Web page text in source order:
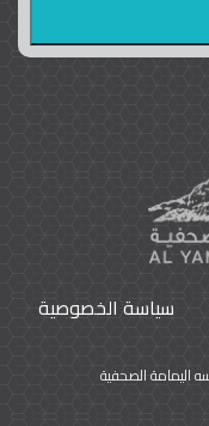
سياسة الخصوصية